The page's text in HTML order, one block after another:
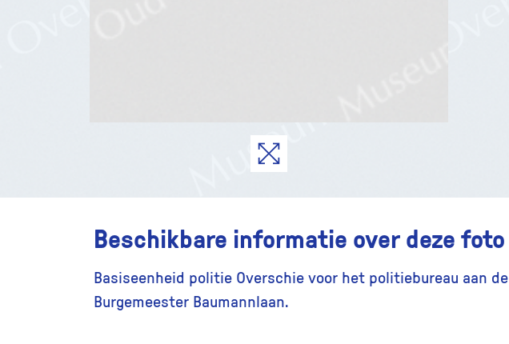
Beschikbare informatie over deze foto
Basiseenheid politie Overschie voor het politiebureau aan de
Burgemeester Baumannlaan.